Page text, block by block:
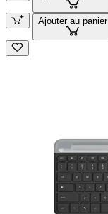
Ajouter au panier